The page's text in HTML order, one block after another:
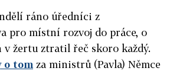
ráno úředníci z
pro místní rozvoj do práce, o
v žertu ztratil řeč skoro každý.
o tom za ministrů (Pavla) Němce